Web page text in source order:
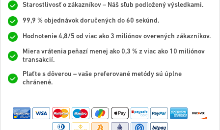
Starostlivosť o zákazníkov – Náš sľub podložený výsledkami.
99,9 % objednávok doručených do 60 sekúnd.
Hodnotenie 4,8/5 od viac ako 3 miliónov overených zákazníkov.
Miera vrátenia peňazí menej ako 0,3 % z viac ako 10 miliónov
transakcií.
Plaťte s dôverou – vaše preferované metódy sú úplne
chránené.